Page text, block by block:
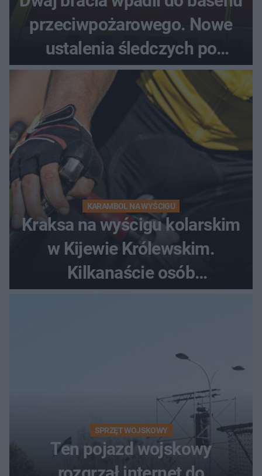
przeciwpożarowego. Nowe
ustalenia śledczych po
dramatycznej akcji
KARAMBOL NA WYŚCIGU
Kraksa na wyścigu kolarskim
w Kijewie Królewskim.
Kilkanaście osób
SPRZĘT WOJSKOWY
Ten pojazd wojskowy